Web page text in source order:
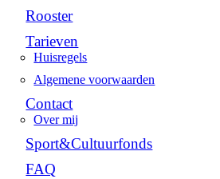
Rooster
Tarieven
Huisregels
Algemene voorwaarden
Contact
Over mij
Sport&Cultuurfonds
FAQ